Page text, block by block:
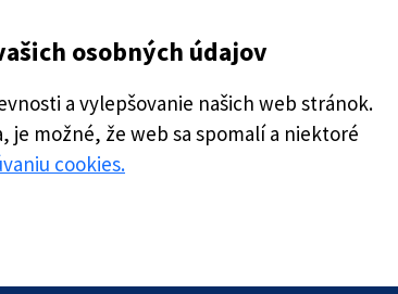
osobných údajov
a vylepšovanie našich web stránok.
je možné, že web sa spomalí a niektoré
cookies.